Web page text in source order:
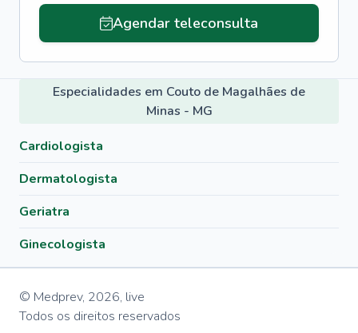
Agendar teleconsulta
Especialidades em Couto de Magalhães de
Minas - MG
Cardiologista
Dermatologista
Geriatra
Ginecologista
© Medprev, 2026, live
Todos os direitos reservados